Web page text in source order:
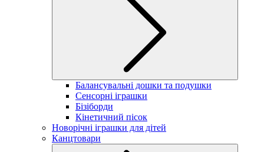
Балансувальні дошки та подушки
Сенсорні іграшки
Бізіборди
Кінетичний пісок
Новорічні іграшки для дітей
Канцтовари